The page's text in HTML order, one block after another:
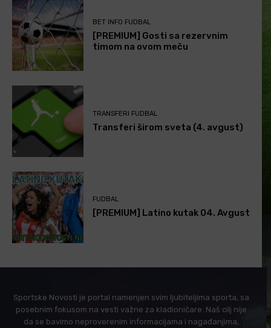
BET INFO FUDBAL
[PREMIUM] Gosti sa rezervnim
timom na ovom meču
TRANSFERI FUDBAL
Transferi širom sveta (4. avgust)
FUDBAL
[PREMIUM] Latino kutak 04. Avgust
Sportske Novosti je portal namenjen svim ljubiteljima sporta, sa
posebnim fokusom na vesti važne za kladioničare. Naš cilj nije
da se bavimo neproverenim informacijama i nagađanjima,